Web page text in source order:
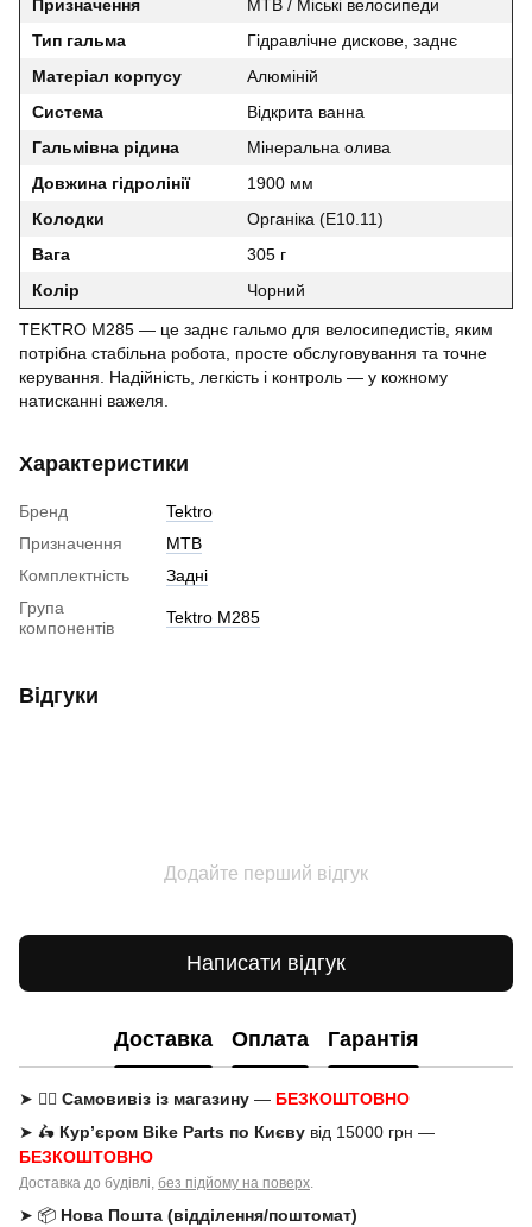
Призначення
MTB / Міські велосипеди
Тип гальма
Гідравлічне дискове, заднє
Матеріал корпусу
Алюміній
Система
Відкрита ванна
Гальмівна рідина
Мінеральна олива
Довжина гідролінії
1900 мм
Колодки
Органіка (E10.11)
Вага
305 г
Колір
Чорний
TEKTRO M285 — це заднє гальмо для велосипедистів, яким
потрібна стабільна робота, просте обслуговування та точне
керування. Надійність, легкість і контроль — у кожному
натисканні важеля.
Характеристики
Бренд
Tektro
Призначення
MTB
Комплектність
Задні
Група
компонентів
Tektro M285
Відгуки
Додайте перший відгук
Написати відгук
Доставка Оплата Гарантія
➤ 🚶‍♂️ Самовивіз із магазину — БЕЗКОШТОВНО
➤ 🛵 Кур’єром Bike Parts по Києву від 15000 грн —
БЕЗКОШТОВНО
Доставка до будівлі, без підйому на поверх.
➤ 📦 Нова Пошта (відділення/поштомат)